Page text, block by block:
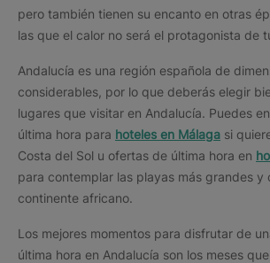
pero también tienen su encanto en otras
las que el calor no será el protagonista de
Andalucía es una región española de
considerables, por lo que deberás elegir
lugares que visitar en Andalucía. Puedes
última hora para hoteles en Málaga si
Costa del Sol u ofertas de última hora en
para contemplar las playas más grandes y
continente africano.
Los mejores momentos para disfrutar de
última hora en Andalucía son los meses